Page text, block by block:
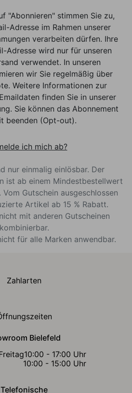
"Abonnieren" stimmen Sie zu,
Adresse im Rahmen unserer
verarbeiten dürfen. Ihre
Adresse wird nur für unseren
verwendet. In unseren
wir Sie regelmäßig über
Weitere Informationen zur
finden Sie in unserer
Sie können das Abonnement
beenden (Opt-out).
ich mich ab?
nur einmalig einlösbar. Der
ist ab einem Mindestbestellwert
Gutschein ausgeschlossen
Artikel ab 15 % Rabatt.
mit anderen Gutscheinen
kombinierbar.
für alle Marken anwendbar.
Zahlarten
Bielefeld
10:00 - 17:00 Uhr
10:00 - 15:00 Uhr
Telefonische